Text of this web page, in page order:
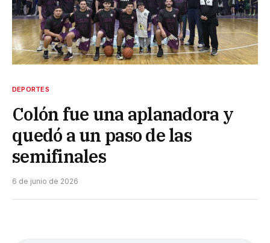
DEPORTES
Colón fue una aplanadora y
quedó a un paso de las
semifinales
6 de junio de 2026